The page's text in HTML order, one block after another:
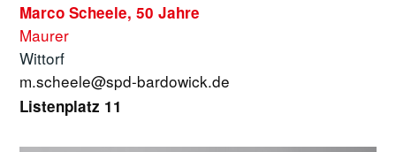
Marco Scheele, 50 Jahre
Maurer
Wittorf
m.scheele@spd-bardowick.de
Listenplatz 11